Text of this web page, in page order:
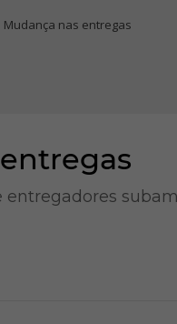
Mudança nas entregas
entregadores